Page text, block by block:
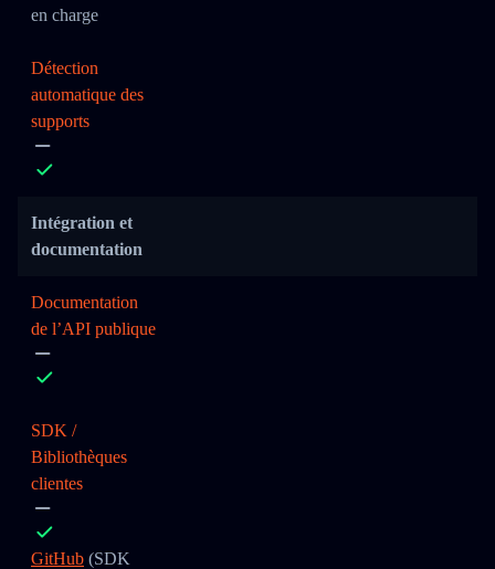
en charge
Détection
automatique des
supports
Intégration et
documentation
Documentation
de l’API publique
SDK /
Bibliothèques
clientes
GitHub (SDK